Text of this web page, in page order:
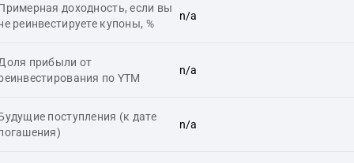
доходность, если вы
реинвестируете купоны, %
n/a
прибыли от
по YTM
n/a
поступления (к дате
n/a